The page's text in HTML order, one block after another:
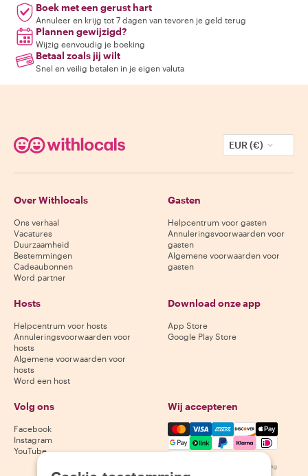
Boek met een gerust hart
Annuleer en krijg tot 7 dagen van tevoren je geld terug
Plannen gewijzigd?
Wijzig eenvoudig je boeking
Betaal zoals jij wilt
Snel en veilig betalen in je eigen valuta
EUR (€)
Over Withlocals
Ons verhaal
Vacatures
Duurzaamheid
Bestemmingen
Cadeaubonnen
Word partner
Gasten
Helpcentrum voor gasten
Annuleringsvoorwaarden voor
gasten
Algemene voorwaarden voor
gasten
Hosts
Helpcentrum voor hosts
Annuleringsvoorwaarden voor
hosts
Algemene voorwaarden voor
hosts
Word een host
Download onze app
App Store
Google Play Store
Volg ons
Facebook
Instagram
YouTube
Wij accepteren
Mastercard, Visa, Amex,
Beschikbaarheid varieert per bestemming